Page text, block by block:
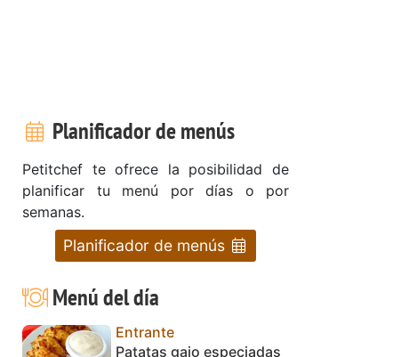
Planificador de menús
Petitchef te ofrece la posibilidad de
planificar tu menú por días o por
semanas.
Planificador de menús
Menú del día
Entrante
Patatas gajo especiadas